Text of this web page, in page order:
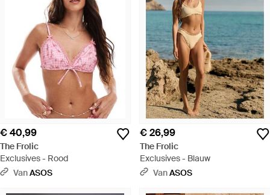
€ 40,99
The Frolic
Exclusives - Rood
VanASOS
€ 26,99
The Frolic
Exclusives - Blauw
VanASOS